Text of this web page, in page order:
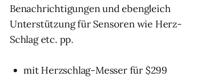
Benachrichtigungen und ebengleich
Unterstützung für Sensoren wie Herz-
Schlag etc. pp.
mit Herzschlag-Messer für $299